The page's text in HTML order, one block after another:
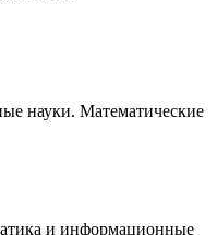
науки. Математические
и информационные